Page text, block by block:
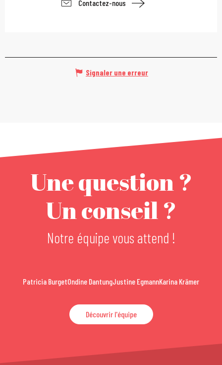
Contactez-nous
Signaler une erreur
Une question ?
Un conseil ?
Notre équipe vous attend !
Patricia BurgetOndine DantungJustine EgmannKarina Krämer
Découvrir l'équipe